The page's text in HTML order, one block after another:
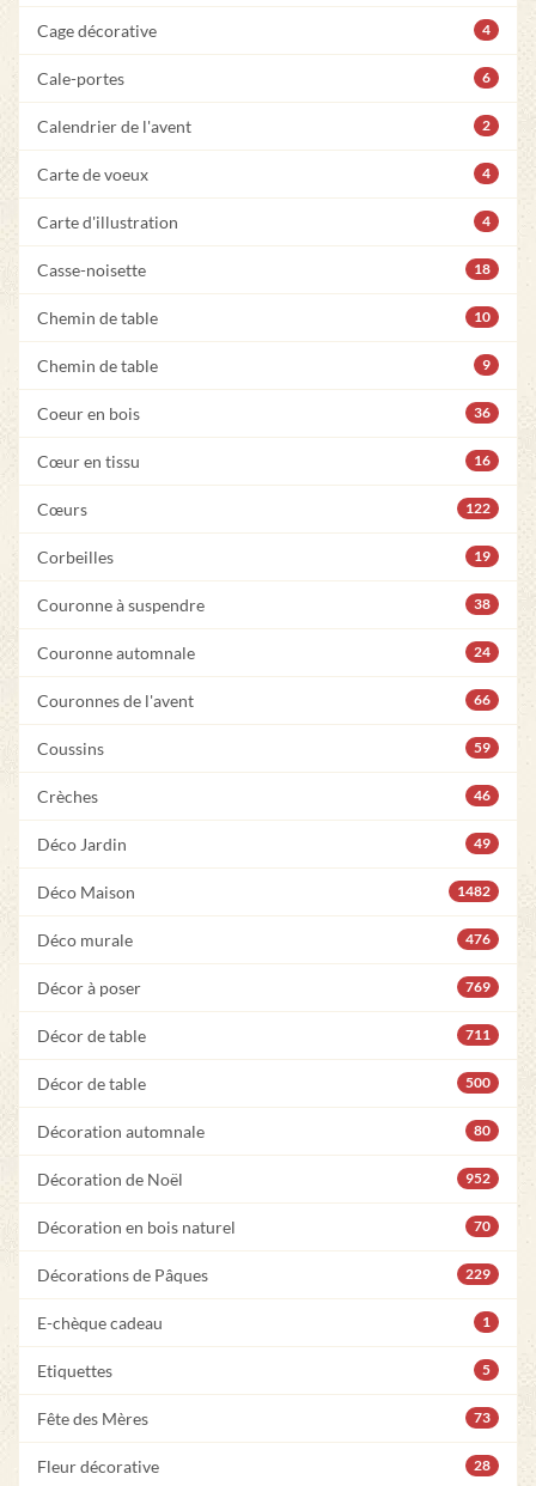
Cage décorative 4
Cale-portes 6
Calendrier de l'avent 2
Carte de voeux 4
Carte d'illustration 4
Casse-noisette 18
Chemin de table 10
Chemin de table 9
Coeur en bois 36
Cœur en tissu 16
Cœurs 122
Corbeilles 19
Couronne à suspendre 38
Couronne automnale 24
Couronnes de l'avent 66
Coussins 59
Crèches 46
Déco Jardin 49
Déco Maison 1482
Déco murale 476
Décor à poser 769
Décor de table 711
Décor de table 500
Décoration automnale 80
Décoration de Noël 952
Décoration en bois naturel 70
Décorations de Pâques 229
E-chèque cadeau 1
Etiquettes 5
Fête des Mères 73
Fleur décorative 28